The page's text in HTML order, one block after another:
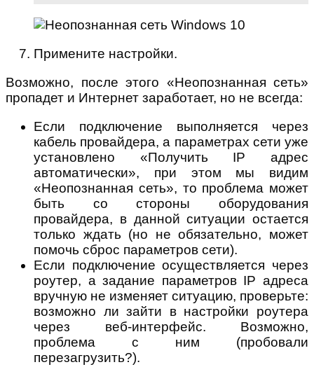
Примените настройки.
Возможно, после этого «Неопознанная сеть»
пропадет и Интернет заработает, но не всегда:
Если подключение выполняется через
кабель провайдера, а параметрах сети уже
установлено «Получить IP адрес
автоматически», при этом мы видим
«Неопознанная сеть», то проблема может
быть со стороны оборудования
провайдера, в данной ситуации остается
только ждать (но не обязательно, может
помочь сброс параметров сети).
Если подключение осуществляется через
роутер, а задание параметров IP адреса
вручную не изменяет ситуацию, проверьте:
возможно ли зайти в настройки роутера
через веб-интерфейс. Возможно,
проблема с ним (пробовали
перезагрузить?).